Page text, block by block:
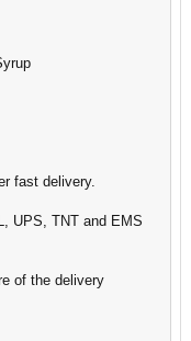
fast delivery.
UPS, TNT and EMS
of the delivery